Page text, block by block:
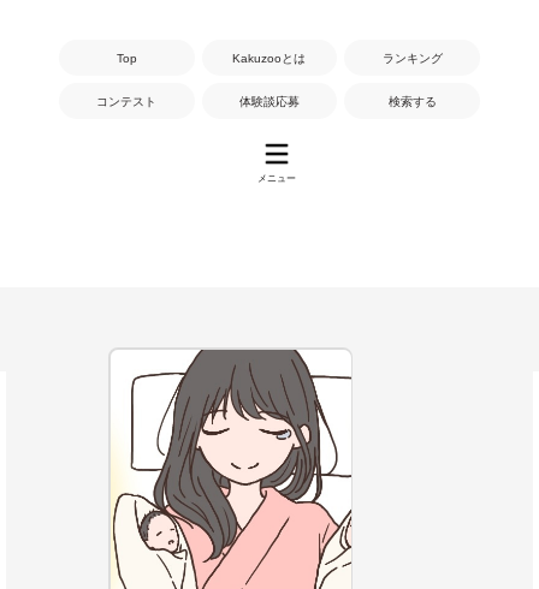
Top Kakuzooとは ランキング
コンテスト 体験談応募 検索する
メニュー